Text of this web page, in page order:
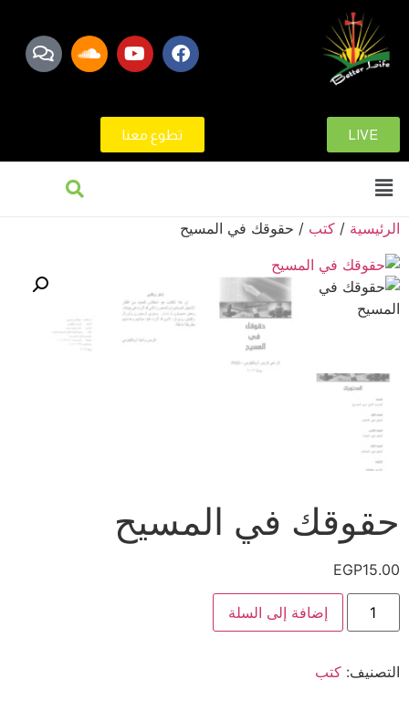
LIVE تطوع معنا
الرئيسية / كتب / حقوقك في المسيح
حقوقك في المسيح
EGP15.00
إضافة إلى السلة
التصنيف: كتب